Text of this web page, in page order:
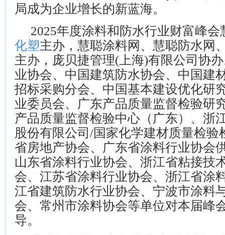
局成为企业增长的新蓝海。
2025年度涂料和防水行业财富峰会
化塑主办，慧聪涂料网、慧聪防水网
主办，庞贝捷管理(上海)有限公司协
业协会、中国建筑防水协会、中国建
招标采购分会、中国基本建设优化研
业委员会、广东产品质量监督检验研
产品质量监督检验中心（广东）、浙
股份有限公司/国家化学建材质量检验
省房地产协会、广东省涂料行业协会
山东省涂料行业协会、浙江省粘接技
会、江苏省涂料行业协会、浙江省涂
江省建筑防水行业协会、宁波市涂料
会、常州市涂料协会等单位对本届峰
导。